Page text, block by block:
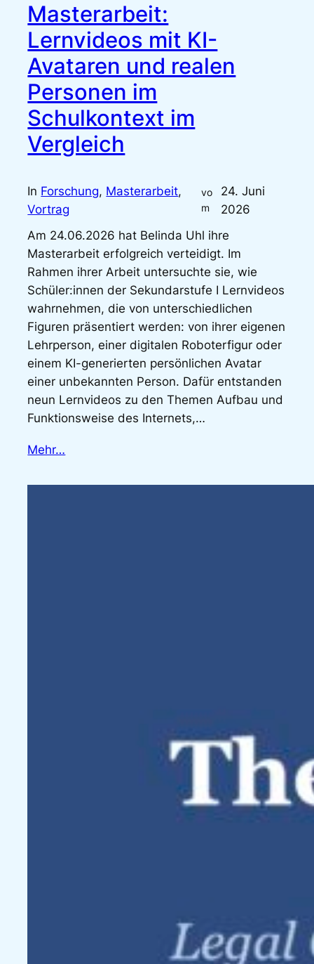
Masterarbeit:
Lernvideos mit KI-
Avataren und realen
Personen im
Schulkontext im
Vergleich
In Forschung, Masterarbeit
Vortrag
vo
m
24. Juni
2026
Am 24.06.2026 hat Belinda Uhl ihre
Masterarbeit erfolgreich verteidigt. Im
Rahmen ihrer Arbeit untersuchte sie, wie
Schüler:innen der Sekundarstufe I Lernvideos
wahrnehmen, die von unterschiedlichen
Figuren präsentiert werden: von ihrer eigenen
Lehrperson, einer digitalen Roboterfigur oder
einem KI-generierten persönlichen Avatar
einer unbekannten Person. Dafür entstanden
neun Lernvideos zu den Themen Aufbau und
Funktionsweise des Internets,…
Mehr…